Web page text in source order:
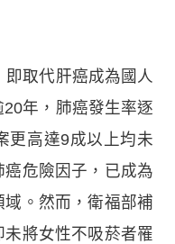
取代肝癌成為國人
年，肺癌發生率逐
更高達9成以上均未
危險因子，已成為
。然而，衛福部補
將女性不吸菸者罹